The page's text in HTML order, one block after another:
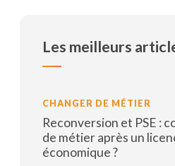
Les meilleurs
CHANGER DE MÉTIER
Reconversion et PSE :
de métier après un
économique ?